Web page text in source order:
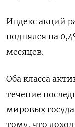
Индекс акций
поднялся на
месяцев.
Оба класса
течение
мировых
тому, что